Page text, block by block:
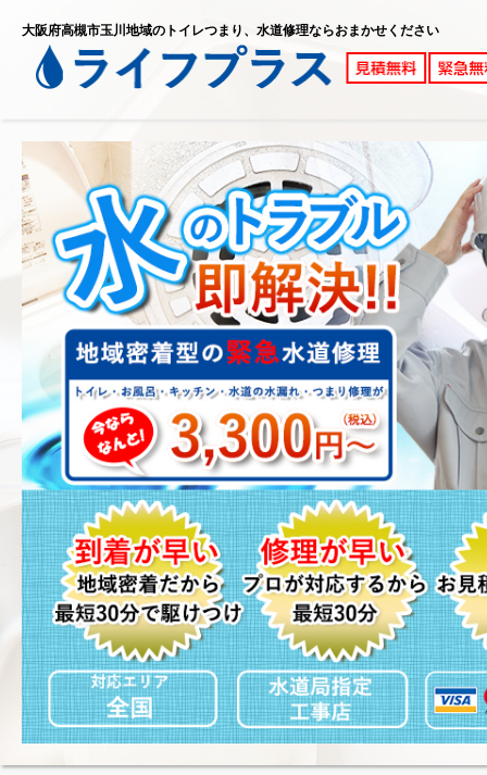
大阪府高槻市玉川地域のトイレつまり、水道修理ならおまかせください